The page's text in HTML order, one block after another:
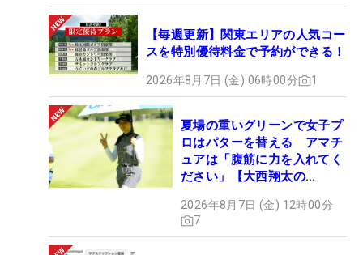
【毎週更新】関東エリアの人気コー
スを特別優待料金で予約ができる！
2026年8月7日 (金) 06時00分 1
夏場の重いグリーンで女子プ
ロはパターを替える アマチ
ュアは「腹筋に力を入れてく
ださい」【大西翔太の
2026年8月7日 (金) 12時00分
7